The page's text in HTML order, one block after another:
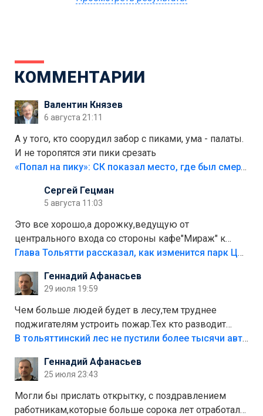
КОММЕНТАРИИ
Валентин Князев
6 августа 21:11
А у того, кто соорудил забор с пиками, ума - палаты.
И не торопятся эти пики срезать
«Попал на пику»: СК показал место, где был смертельно травмирован ребенок в Тольятти
Сергей Гецман
5 августа 11:03
Это все хорошо,а дорожку,ведущую от
центрального входа со стороны кафе"Мираж" к
аттракционам слабо доделать?А то бордюры
лежала в парке и испортилась.Да еще,видимо,часть
украли.
Глава Тольятти рассказал, как изменится парк Центрального района
Геннадий Афанасьев
29 июля 19:59
Чем больше людей будет в лесу,тем труднее
поджигателям устроить пожар.Тех кто разводит
костры,тех надо безбожно штрафовать.Камер полно
Штрафы мизерные.
В тольяттинский лес не пустили более тысячи автомобилей
Геннадий Афанасьев
25 июля 23:43
Могли бы прислать открытку, с поздравлением
работникам,которые больше сорока лет отработали